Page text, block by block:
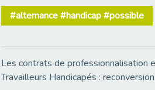
#alternance #handicap #possible
Les contrats de professionnalisation
Travailleurs Handicapés :